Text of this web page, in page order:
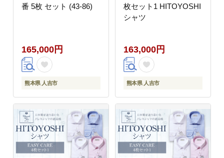
番 5枚 セット (43-86)
165,000円
熊本県 人吉市
枚セット1 HITOYOSHI
シャツ
163,000円
熊本県 人吉市